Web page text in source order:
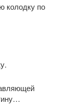
колодку по